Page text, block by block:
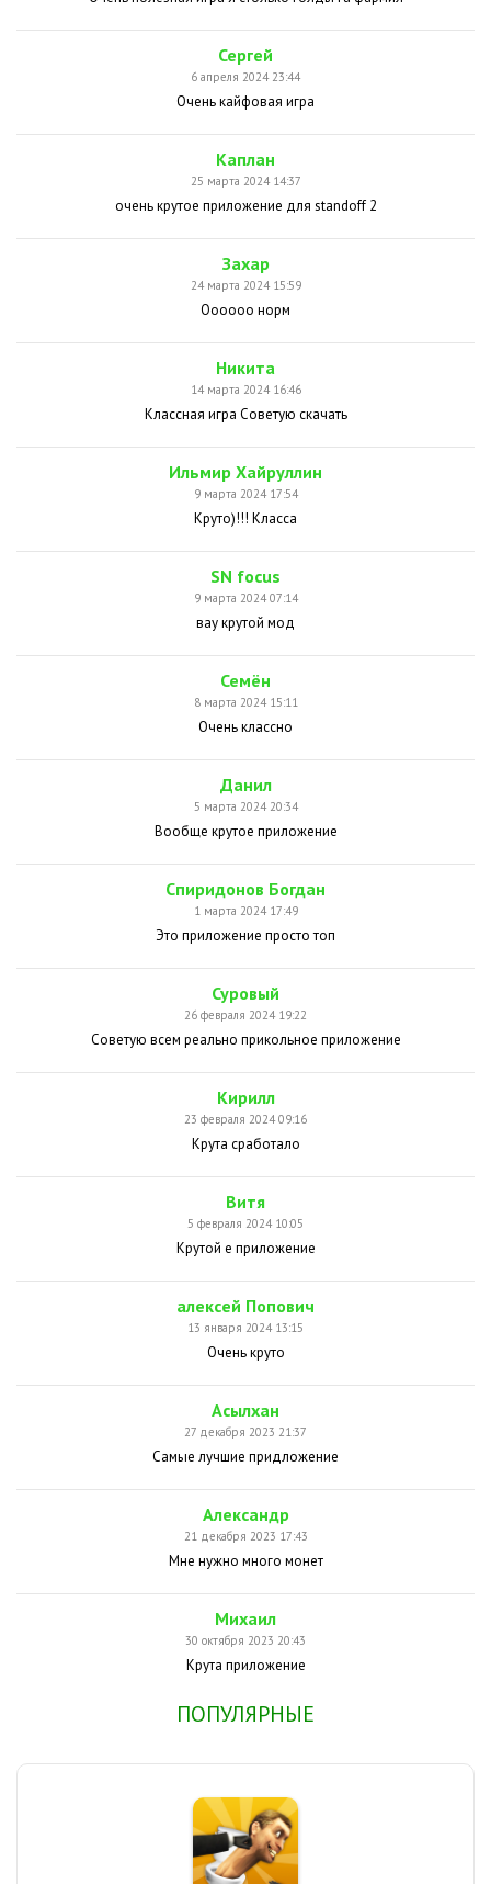
Сергей
6 апреля 2024 23:44
Очень кайфовая игра
Каплан
25 марта 2024 14:37
очень крутое приложение для standoff 2
Захар
24 марта 2024 15:59
Оооооо норм
Никита
14 марта 2024 16:46
Классная игра Советую скачать
Ильмир Хайруллин
9 марта 2024 17:54
Круто)!!! Класса
SN focus
9 марта 2024 07:14
вау крутой мод
Семён
8 марта 2024 15:11
Очень классно
Данил
5 марта 2024 20:34
Вообще крутое приложение
Спиридонов Богдан
1 марта 2024 17:49
Это приложение просто топ
Суровый
26 февраля 2024 19:22
Советую всем реально прикольное приложение
Кирилл
23 февраля 2024 09:16
Крута сработало
Витя
5 февраля 2024 10:05
Крутой е приложение
алексей Попович
13 января 2024 13:15
Очень круто
Асылхан
27 декабря 2023 21:37
Самые лучшие придложение
Александр
21 декабря 2023 17:43
Мне нужно много монет
Михаил
30 октября 2023 20:43
Крута приложение
ПОПУЛЯРНЫЕ